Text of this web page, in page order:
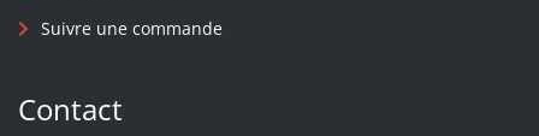
Suivre une commande
Contact